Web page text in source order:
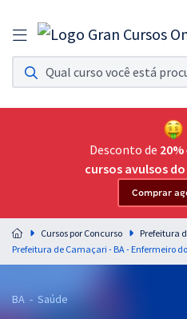
Assinatura Ilimitada 11
Acesso a todos os cursos. Teste grátis por
Assinatura OAB Até Passar
Acesso ilimitado a toda preparação para
Residências Multiprofissionais
Preparação completa e intensiva para
residências em saúde do Brasil
Desconto de
cursos avulsos do
Comprar
Cursos por Concurso
Prefeitura
Prefeitura de Camaçari - BA - Enfermeiro
BA - Saúde